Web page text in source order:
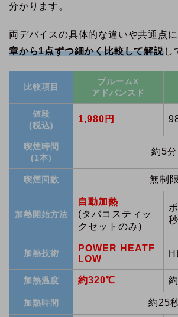
分かります。
両デバイスの具体的な違いや共通点に
章から1点ずつ細かく比較して解説し
比較項目
プルームX
アドバンスド
値段
(税込)
1,980円
喫煙時間
(1本)
約5分
喫煙回数 無制限
加熱開始方法
自動加熱
(タバコスティッ
クセットのみ)
加熱技術
POWER HEATF
LOW
加熱温度 約320℃
加熱時間 約25